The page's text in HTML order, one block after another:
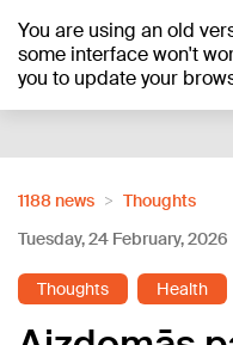
You are using an old
some interface won't
you to update your
+26°C
1188 news
Thoughts
Tuesday, 24 February, 2026
Thoughts Health